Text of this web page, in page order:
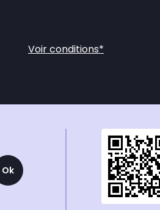
Voir conditions*
Ok